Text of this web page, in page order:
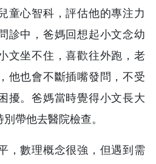
童心智科，評估他的專注力
診中，爸媽回想起小文念幼
文坐不住，喜歡往外跑，老
他也會不斷插嘴發問，不受
擾。爸媽當時覺得小文長大
帶他去醫院檢查。
，數理概念很強，但遇到需